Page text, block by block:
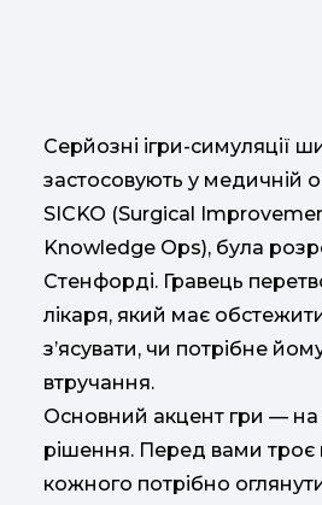
Серйозні ігри-симуляції
застосовують у медичній
SICKO (Surgical
Knowledge Ops), була
Стенфорді. Гравець
лікаря, який має
з’ясувати, чи потрібне
втручання.
Основний акцент гри — на
рішення. Перед вами троє
кожного потрібно